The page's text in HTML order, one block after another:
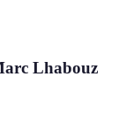
Lhabouz